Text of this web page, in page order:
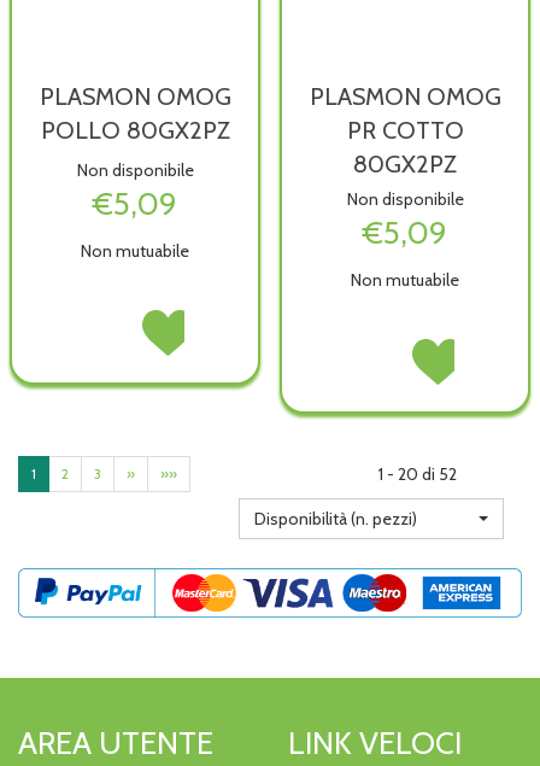
PLASMON OMOG
POLLO 80GX2PZ
Non disponibile
€5,09
Non mutuabile
PLASMON
80GX2PZ non
Acquista PLASMON
OMOG
80GX2PZ alla
PLASMON OMOG
PR COTTO
80GX2PZ
Non disponibile
€5,09
Non mutuabile
PLASMON
COTTO
disponibile
Acquista
OMOG
COTTO
wishlist
1 2 3 » »» 1 - 20 di 52
Disponibilità (n. pezzi)
AREA UTENTE LINK VELOCI